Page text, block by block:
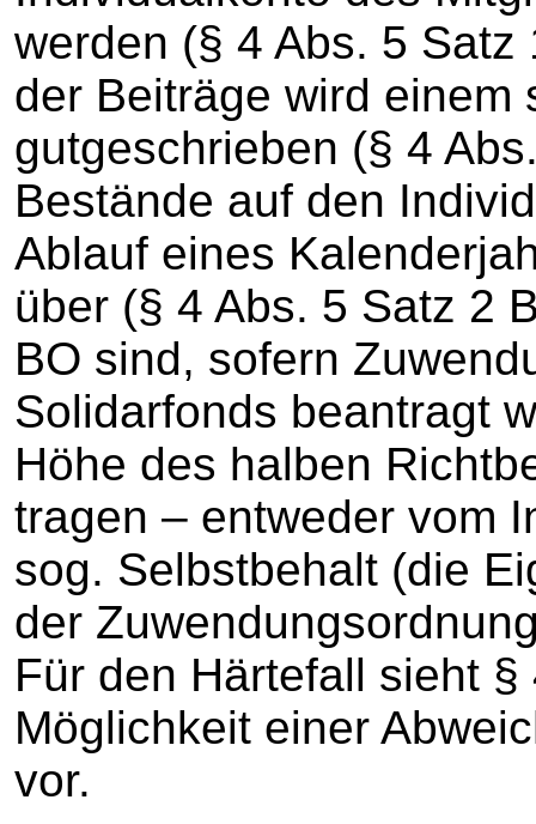
werden (§ 4 Abs. 5
der Beiträge wird einem
gutgeschrieben (§ 4
Bestände auf den
Ablauf eines
über (§ 4 Abs. 5 Satz 2
BO sind, sofern
Solidarfonds beantragt
Höhe des halben
tragen – entweder vom
sog. Selbstbehalt (die
der
Für den Härtefall sieht
Möglichkeit einer
vor.